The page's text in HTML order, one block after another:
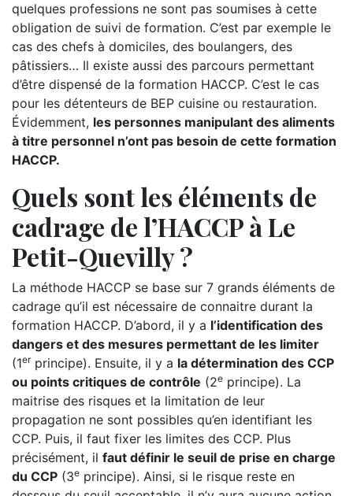
quelques professions ne sont pas soumises à cette
obligation de suivi de formation. C’est par exemple le
cas des chefs à domiciles, des boulangers, des
pâtissiers… Il existe aussi des parcours permettant
d’être dispensé de la formation HACCP. C’est le cas
pour les détenteurs de BEP cuisine ou restauration.
Évidemment, les personnes manipulant des aliments
à titre personnel n’ont pas besoin de cette formation
HACCP.
Quels sont les éléments de
cadrage de l’HACCP à Le
Petit-Quevilly ?
La méthode HACCP se base sur 7 grands éléments de
cadrage qu’il est nécessaire de connaitre durant la
formation HACCP. D’abord, il y a l’identification des
dangers et des mesures permettant de les limiter
(1erprincipe). Ensuite, il y a la détermination des CCP
ou points critiques de contrôle (2e principe). La
maitrise des risques et la limitation de leur
propagation ne sont possibles qu’en identifiant les
CCP. Puis, il faut fixer les limites des CCP. Plus
précisément, il faut définir le seuil de prise en charge
du CCP (3e principe). Ainsi, si le risque reste en